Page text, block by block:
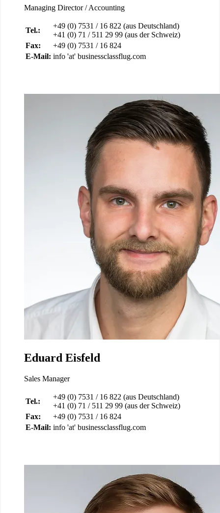
Managing Director / Accounting
Tel.:
+49 (0) 7531 / 16 822 (aus Deutschland)
+41 (0) 71 / 511 29 99 (aus der Schweiz)
Fax:
+49 (0) 7531 / 16 824
E-Mail: info 'at' businessclassflug.com
Eduard Eisfeld
Sales Manager
Tel.:
+49 (0) 7531 / 16 822 (aus Deutschland)
+41 (0) 71 / 511 29 99 (aus der Schweiz)
Fax:
+49 (0) 7531 / 16 824
E-Mail: info 'at' businessclassflug.com